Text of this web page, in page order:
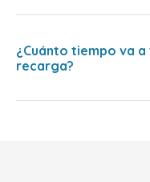
¿Cuánto tiempo va
recarga?